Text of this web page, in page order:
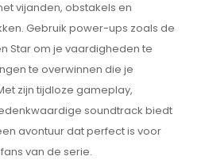
vijanden, obstakels en
Gebruik power-ups zoals de
Star om je vaardigheden te
te overwinnen die je
zijn tijdloze gameplay,
soundtrack biedt
avontuur dat perfect is voor
van de serie.